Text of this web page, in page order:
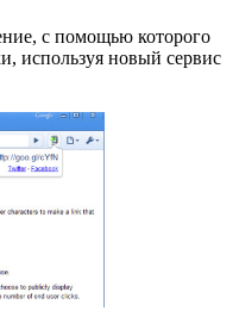
с помощью которого
используя новый сервис